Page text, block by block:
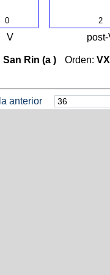
0 2
V
San Rin (a ) Orden:
anterior